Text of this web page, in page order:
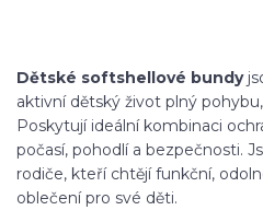
Dětské softshellové bundy
aktivní dětský život plný
Poskytují ideální kombinaci
počasí, pohodlí a bezpečnosti.
rodiče, kteří chtějí funkční,
oblečení pro své děti.